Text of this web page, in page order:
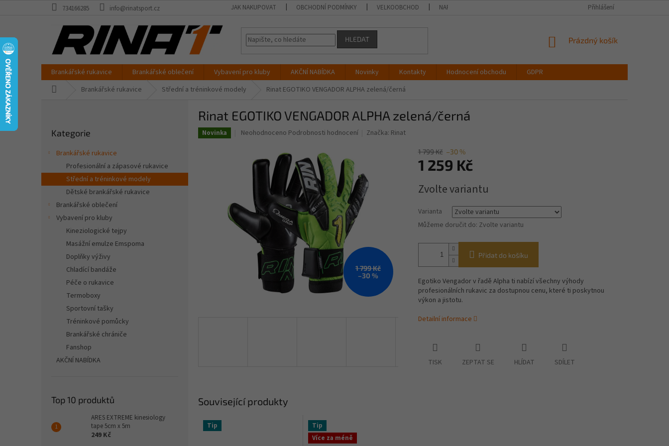
734166285 info@rinatsport.cz JAK NAKUPOVAT OBCHODNÍ PODMÍNKY VELKOOBCHOD NAPIŠTE NÁM VŠECHNY DRUHY
Přihlášení
HLEDAT
NÁKUPNÍ
Prázdný košík
Brankářské rukavice Brankářské oblečení Vybavení pro kluby AKČNÍ NABÍDKA Novinky Kontakty Hodnocení obchodu
GDPR
Brankářské rukavice Střední a tréninkové modely Rinat EGOTIKO VENGADOR ALPHA zelená/černá
n
kategorie
Kategorie
Brankářské rukavice
Profesionální a zápasové rukavice
Střední a tréninkové modely
Dětské brankářské rukavice
Brankářské oblečení
Vybavení pro kluby
Kineziologické tejpy
Masážní emulze Emspoma
Doplňky výživy
Chladící bandáže
Péče o rukavice
Termoboxy
Sportovní tašky
Tréninkové pomůcky
Brankářské chrániče
Fanshop
AKČNÍ NABÍDKA
Top 10 produktů
ARES EXTREME kinesiology
tape 5cm x 5m
249 Kč
Rinat EGOTIKO VENGADOR ALPHA zelená/černá
Novinka
Průměrné
hvězdiček.
Neohodnoceno Podrobnosti hodnocení Značka: Rinat
1 799 Kč
–30 %
1 799 Kč –30 %
1 259 Kč
cena:
Zvolte variantu
Varianta
Můžeme doručit do: Zvolte variantu
Přidat do košíku
Egotiko Vengador v řadě Alpha ti nabízí všechny výhody
profesionálních rukavic za dostupnou cenu, které ti poskytnou
výkon a jistotu.
Detailní informace
TISK ZEPTAT SE HLÍDAT SDÍLET
Související produkty
Tip
Tip
Více za méně